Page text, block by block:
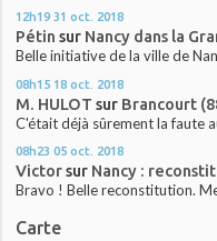
12h19 31 oct. 2018
Pétin sur Nancy dans la
Belle initiative de la ville de
08h15 18 oct. 2018
M. HULOT sur Brancourt
C'était déjà sûrement la faute
08h23 05 oct. 2018
Victorsur Nancy :
Bravo ! Belle reconstitution.
Carte